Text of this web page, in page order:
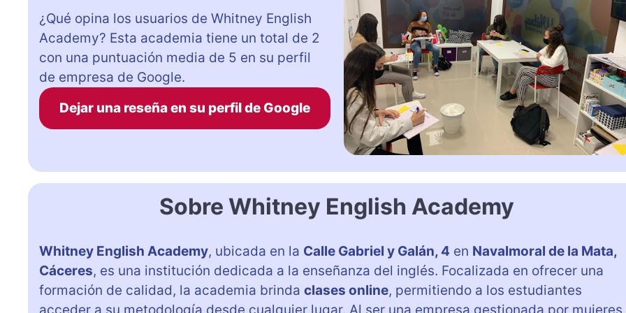
¿Qué opina los usuarios de Whitney English
Academy? Esta academia tiene un total de 2
con una puntuación media de 5 en su perfil
de empresa de Google.
Dejar una reseña en su perfil de Google
Sobre Whitney English Academy
Whitney English Academy, ubicada en la Calle Gabriel y Galán, 4 en Navalmoral de la Mata,
Cáceres, es una institución dedicada a la enseñanza del inglés. Focalizada en ofrecer una
formación de calidad, la academia brinda clases online, permitiendo a los estudiantes
acceder a su metodología desde cualquier lugar. Al ser una empresa gestionada por mujeres,